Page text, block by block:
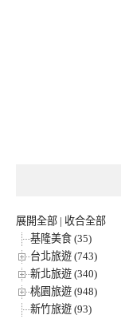
展開全部 | 收合全部
基隆美食 (35)
台北旅遊 (743)
新北旅遊 (340)
桃園旅遊 (948)
新竹旅遊 (93)